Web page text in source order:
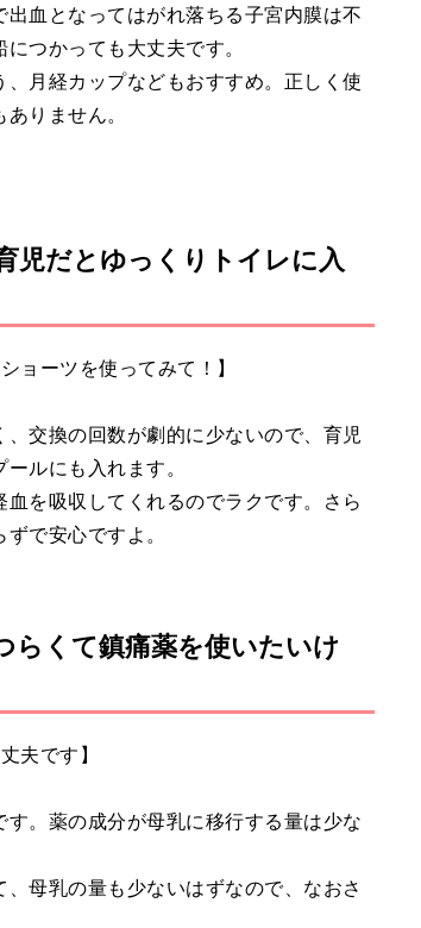
血となってはがれ落ちる子宮内膜は不
つかっても大丈夫です。
月経カップなどもおすすめ。正しく使
りません。
児だとゆっくりトイレに入
ョーツを使ってみて！】
交換の回数が劇的に少ないので、育児
ルにも入れます。
を吸収してくれるのでラクです。さら
で安心ですよ。
らくて鎮痛薬を使いたいけ
夫です】
。薬の成分が母乳に移行する量は少な
母乳の量も少ないはずなので、なおさ